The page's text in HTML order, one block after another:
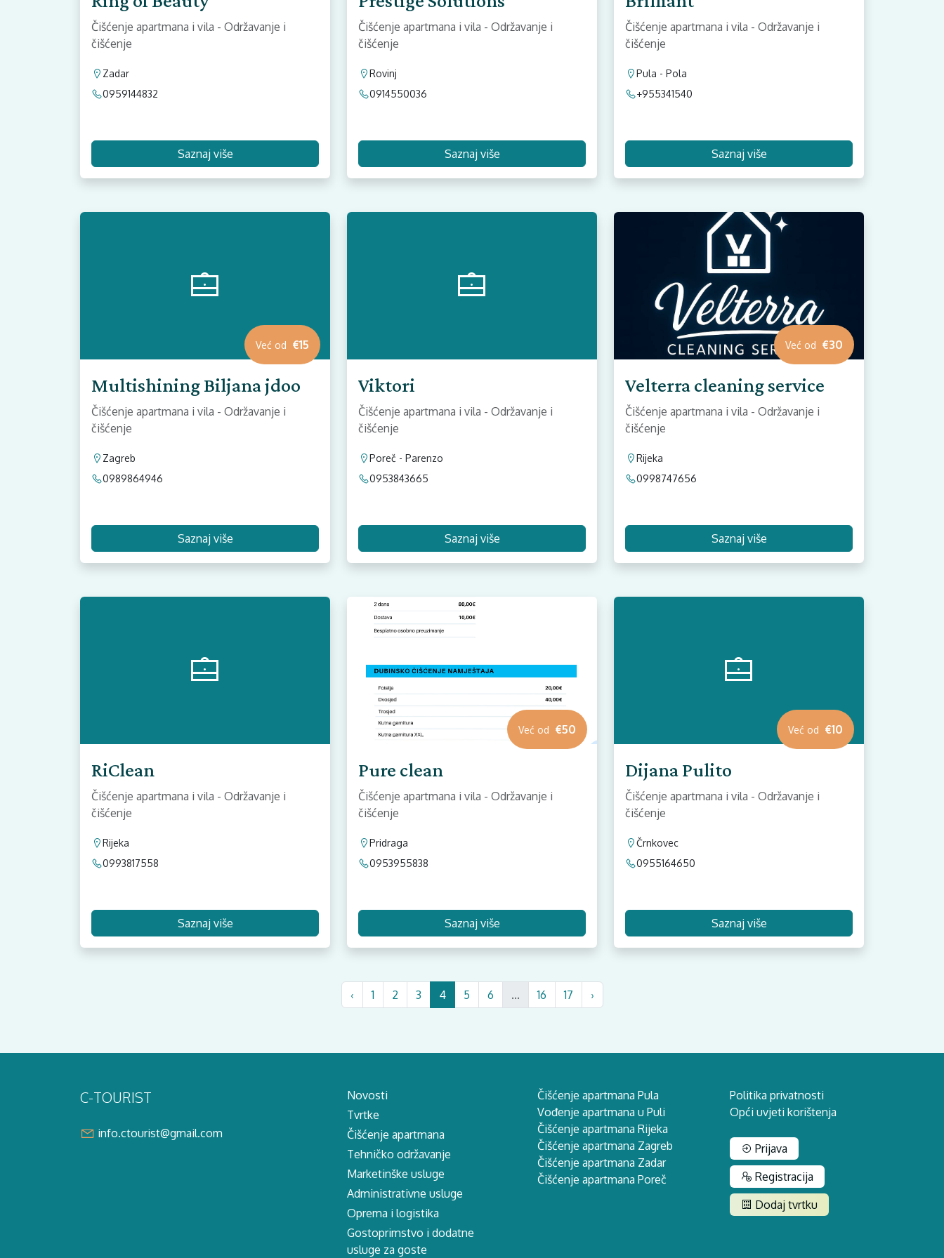
Čišćenje apartmana i vila - Održavanje i
čišćenje
Zadar
0959144832
Saznaj više
Čišćenje apartmana i vila - Održavanje i
čišćenje
Rovinj
0914550036
Saznaj više
Čišćenje apartmana i vila - Održavanje i
čišćenje
Pula - Pola
+955341540
Saznaj više
Multishining Biljana jdoo
Čišćenje apartmana i vila - Održavanje i
čišćenje
Zagreb
0989864946
Već od €15
Saznaj više
Viktori
Čišćenje apartmana i vila - Održavanje i
čišćenje
Poreč - Parenzo
0953843665
Saznaj više
Velterra cleaning service
Čišćenje apartmana i vila - Održavanje i
čišćenje
Rijeka
0998747656
Već od €30
Saznaj više
RiClean
Čišćenje apartmana i vila - Održavanje i
čišćenje
Rijeka
0993817558
Saznaj više
Pure clean
Čišćenje apartmana i vila - Održavanje i
čišćenje
Pridraga
0953955838
Već od €50
Saznaj više
Dijana Pulito
Čišćenje apartmana i vila - Održavanje i
čišćenje
Črnkovec
0955164650
Već od €10
Saznaj više
‹ 1 2 3 4 5 6 ... 16 17 ›
C-TOURIST
info.ctourist@gmail.com
Novosti
Tvrtke
Čišćenje apartmana
Tehničko održavanje
Marketinške usluge
Administrativne usluge
Oprema i logistika
Gostoprimstvo i dodatne
usluge za goste
Čišćenje apartmana Pula
Vođenje apartmana u Puli
Čišćenje apartmana Rijeka
Čišćenje apartmana Zagreb
Čišćenje apartmana Zadar
Čišćenje apartmana Poreč
Politika privatnosti
Opći uvjeti korištenja
Prijava
Registracija
Dodaj tvrtku